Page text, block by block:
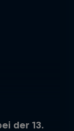
der 13.